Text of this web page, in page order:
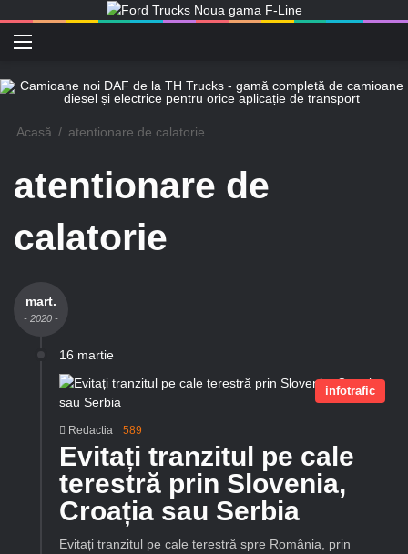
Acasă / atentionare de calatorie
atentionare de
calatorie
mart.
- 2020 -
16 martie
infotrafic
Redactia 589
Evitați tranzitul pe cale
terestră prin Slovenia,
Croația sau Serbia
Evitați tranzitul pe cale terestră spre România, prin